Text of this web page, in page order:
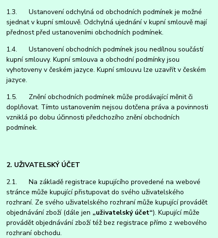
1.3. Ustanovení odchylná od obchodních podmínek je možné
sjednat v kupní smlouvě. Odchylná ujednání v kupní smlouvě mají
přednost před ustanoveními obchodních podmínek.
1.4. Ustanovení obchodních podmínek jsou nedílnou součástí
kupní smlouvy. Kupní smlouva a obchodní podmínky jsou
vyhotoveny v českém jazyce. Kupní smlouvu lze uzavřít v českém
jazyce.
1.5. Znění obchodních podmínek může prodávající měnit či
doplňovat. Tímto ustanovením nejsou dotčena práva a povinnosti
vzniklá po dobu účinnosti předchozího znění obchodních
podmínek.
2. UŽIVATELSKÝ ÚČET
2.1. Na základě registrace kupujícího provedené na webové
stránce může kupující přistupovat do svého uživatelského
rozhraní. Ze svého uživatelského rozhraní může kupující provádět
objednávání zboží (dále jen „uživatelský účet“). Kupující může
provádět objednávání zboží též bez registrace přímo z webového
rozhraní obchodu.